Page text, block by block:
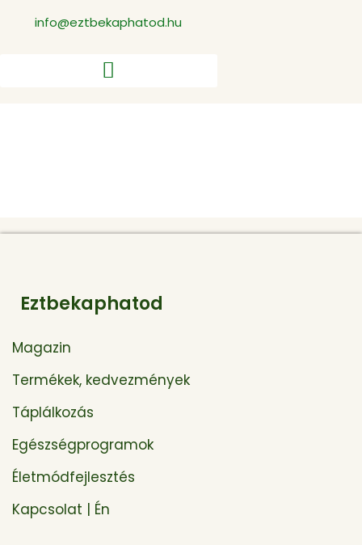
info@eztbekaphatod.hu
Eztbekaphatod
Magazin
Termékek, kedvezmények
Táplálkozás
Egészségprogramok
Életmódfejlesztés
Kapcsolat | Én